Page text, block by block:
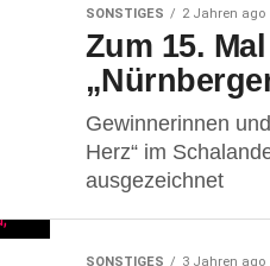
SONSTIGES 2 Jahren ago
Zum 15.
Gewinnerinnen
Herz“ im
ausgezeichnet
SONSTIGES 3 Jahren ago